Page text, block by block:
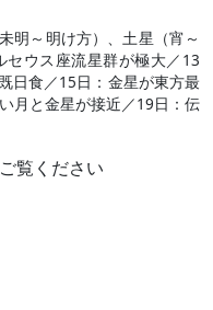
明～明け方）、土星（宵～
ウス座流星群が極大／13
日食／15日：金星が東方最
月と金星が接近／19日：伝
覧ください